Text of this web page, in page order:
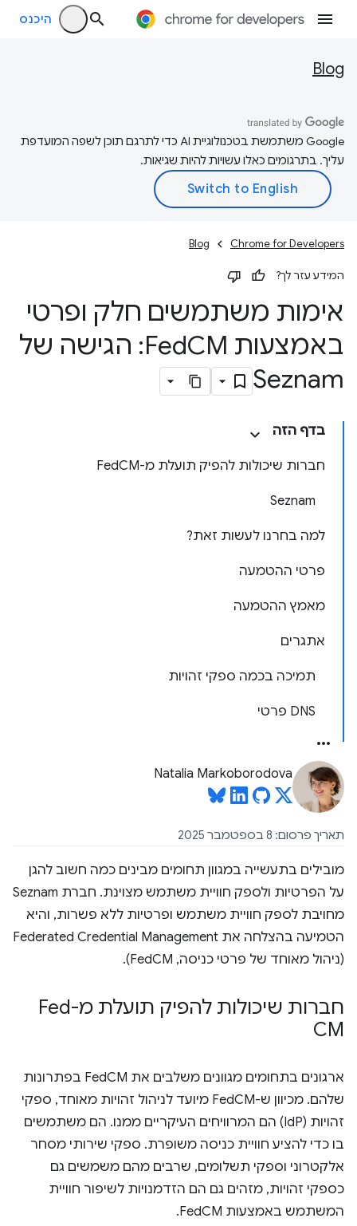
היכנס
Blog
‫Google משתמשת בטכנולוגיית AI כדי לתרגם תוכן לשפה המועדפת
עליך. בתרגומים כאלו עשויות להיות שגיאות.
Chrome for Developers
Blog
המידע עזר לך?
אימות משתמשים חלק ופרטי
באמצעות Fed
CM: הגישה של
Seznam
בדף הזה
חברות שיכולות להפיק תועלת מ-FedCM
Seznam
למה בחרנו לעשות זאת?
פרטי ההטמעה
מאמץ ההטמעה
אתגרים
תמיכה בכמה ספקי זהויות
DNS פרטי
Natalia Markoborodova
תאריך פרסום: 8 בספטמבר 2025
מובילים בתעשייה במגוון תחומים מבינים כמה חשוב להגן
על הפרטיות ולספק חוויית משתמש מצוינת. חברת Seznam
מחויבת לספק חוויית משתמש ופרטיות ללא פשרות, והיא
הטמיעה בהצלחה את Federated Credential Management
(ניהול מאוחד של פרטי כניסה, FedCM).
חברות שיכולות להפיק תועלת מ-Fed
CM
ארגונים בתחומים מגוונים משלבים את FedCM בפתרונות
שלהם. מכיוון ש-FedCM מיועד לניהול זהויות מאוחד, ספקי
זהויות (IdP) הם המרוויחים העיקריים ממנו. הם משתמשים
בו כדי להציע חוויית כניסה משופרת. ספקי שירותי מסחר
אלקטרוני וספקי תשלומים, שרבים מהם משמשים גם
כספקי זהויות, מזהים גם הם הזדמנויות לשיפור חוויית
המשתמש באמצעות FedCM.